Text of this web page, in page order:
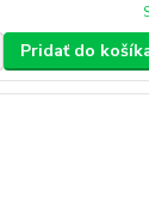
Pridať do